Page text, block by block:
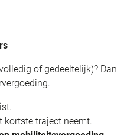
of gedeeltelijk)? Dan
kortste traject neemt.